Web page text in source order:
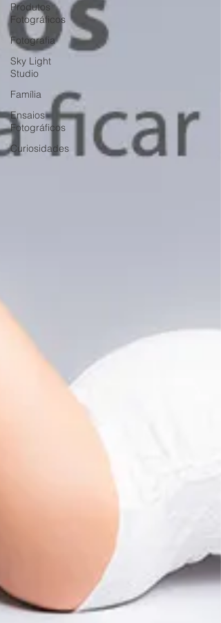
Produtos
Fotográficos
Fotografia
Sky Light
Studio
Família
Ensaios
Fotográficos
Curiosidades